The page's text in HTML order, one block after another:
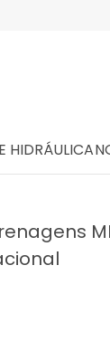
HIDRÁULICA